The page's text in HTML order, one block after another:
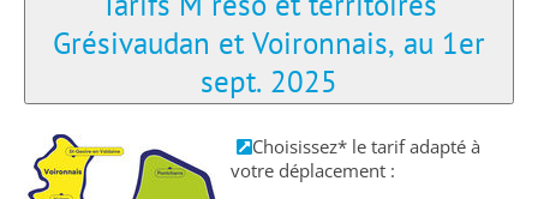
Grésivaudan et Voironnais, au 1er
sept. 2025
Choisissez* le tarif adapté à
votre déplacement :